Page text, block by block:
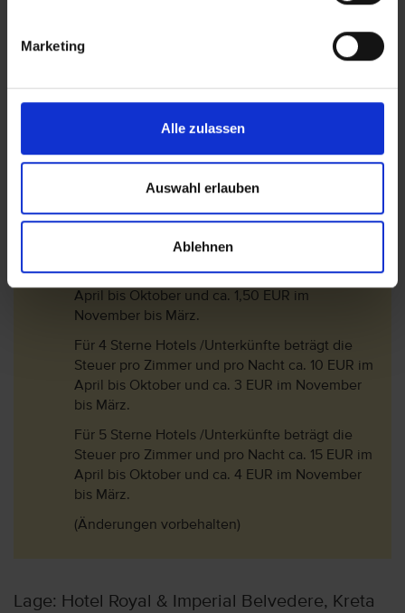
Marketing
Alle zulassen
Auswahl erlauben
Ablehnen
dem 01.01.2018 eine Touristensteuer erhoben
als sogenannte Abgabe zur Klimaresilienz.
und dem Aufenthaltszeitraum:
Für 1 Sterne und 2 Sterne Hotels /Unterkünfte
beträgt die Steuer pro Zimmer und pro Nacht
im November bis März.
Für 3 Sterne Hotels /Unterkünfte beträgt die
Steuer pro Zimmer und pro Nacht ca. 5 EUR im
April bis Oktober und ca. 1,50 EUR im
November bis März.
Für 4 Sterne Hotels /Unterkünfte beträgt die
Steuer pro Zimmer und pro Nacht ca. 10 EUR im
April bis Oktober und ca. 3 EUR im November
bis März.
Für 5 Sterne Hotels /Unterkünfte beträgt die
Steuer pro Zimmer und pro Nacht ca. 15 EUR im
April bis Oktober und ca. 4 EUR im November
bis März.
(Änderungen vorbehalten)
Lage: Hotel Royal & Imperial Belvedere, Kreta